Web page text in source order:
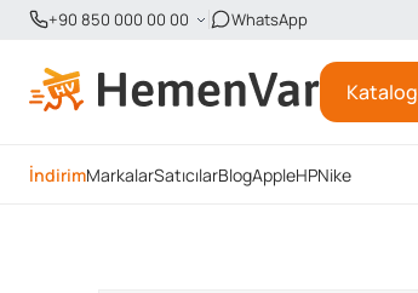
+90 850 000 00 00 WhatsApp
Katalog
İndirimMarkalarSatıcılarBlogAppleHPNike